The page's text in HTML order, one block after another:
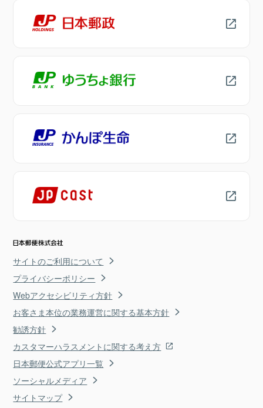
サイトのご利用について
プライバシーポリシー
Webアクセシビリティ方針
お客さま本位の業務運営に関する基本方針
勧誘方針
カスタマーハラスメントに関する考え方
日本郵便公式アプリ一覧
ソーシャルメディア
サイトマップ